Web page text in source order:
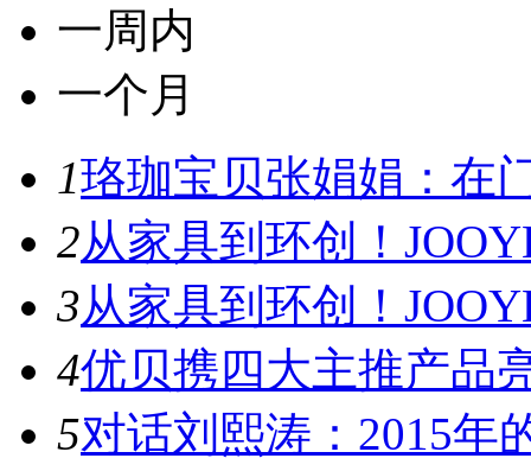
一周内
一个月
1珞珈宝贝张娟娟：在
2从家具到环创！
3从家具到环创！
4优贝携四大主推产品
5对话刘熙涛：2015年